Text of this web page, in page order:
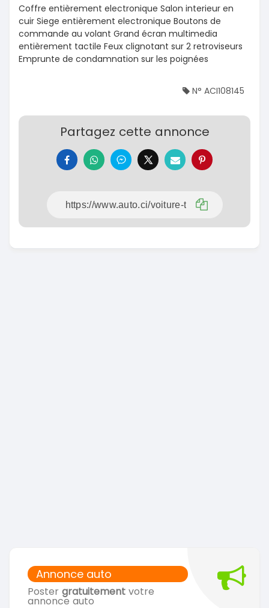
Annonce auto
Poster gratuitement votre
annonce auto
Coffre entièrement electronique Salon interieur en
cuir Siege entièrement electronique Boutons de
commande au volant Grand écran multimedia
entièrement tactile Feux clignotant sur 2 retroviseurs
Emprunte de condamnation sur les poignées
N° ACI108145
Partagez cette annonce